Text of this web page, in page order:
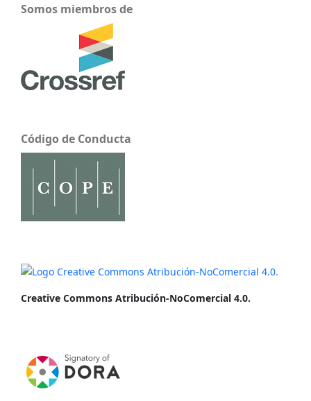
Somos miembros de
Código de Conducta
Creative Commons Atribución-NoComercial 4.0.